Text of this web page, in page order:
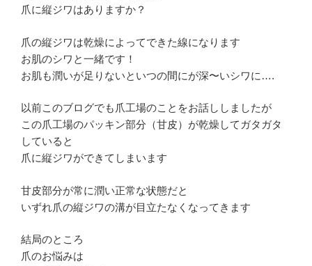
爪に縦ジワはありますか？
爪の縦ジワは乾燥によってできた線になります
お肌のシワと一緒です！
お肌も潤いが足りないといつの間にが深〜いシワに….
以前このブログでも爪工場のことをお話ししましたが
この爪工場のパッキン部分（甘皮）が乾燥してガタガタ
していると
爪に縦ジワができてしまいます
甘皮部分が常に潤い正常な状態だと
いずれ爪の縦ジワの溝が目立たなくなってきます
結局のところ
爪のお悩みは